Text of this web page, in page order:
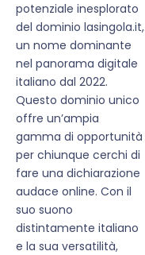
potenziale inesplorato
del dominio lasingola.it,
un nome dominante
nel panorama digitale
italiano dal 2022.
Questo dominio unico
offre un’ampia
gamma di opportunità
per chiunque cerchi di
fare una dichiarazione
audace online. Con il
suo suono
distintamente italiano
e la sua versatilità,